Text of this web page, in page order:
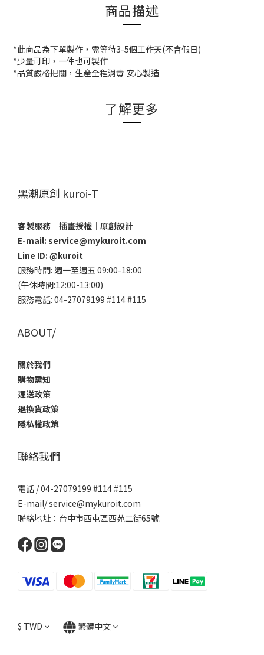
商品描述
*此商品為下單製作，需等待3-5個工作天(不含假日)
*少量可印，一件也可製作
*品質嚴格把關，生產全程消毒 安心製造
了解更多
黑潮原創 kuroi-T
客製服務｜插畫授權｜原創設計
E-mail: service@mykuroit.com
Line ID: @kuroit
服務時間: 週一至週五 09:00-18:00
(午休時間:12:00-13:00)
服務電話: 04-27079199 #114 #115
ABOUT/
關於我們
購物需知
運送政策
退換貨政策
隱私權政策
聯絡我們
電話 / 04-27079199 #114 #115
E-mail/ service@mykuroit.com
聯絡地址：台中市西屯區西苑二街65號
$ TWD 繁體中文